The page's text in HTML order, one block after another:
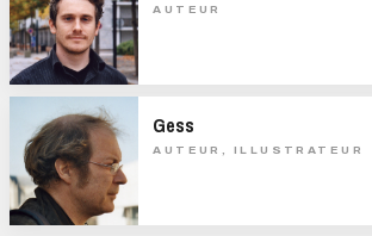
AUTEUR
Gess
AUTEUR, ILLUSTRATEUR